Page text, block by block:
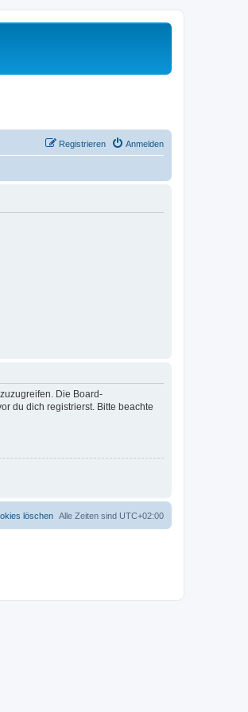
Anmelden
Registrieren
Die Board-
du dich registrierst. Bitte beachte
Alle Zeiten sind UTC+02:00
löschen